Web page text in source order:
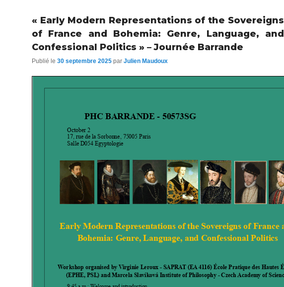
« Early Modern Representations of the Sovereigns
of France and Bohemia: Genre, Language, and
Confessional Politics » – Journée Barrande
Publié le 30 septembre 2025 par Julien Maudoux